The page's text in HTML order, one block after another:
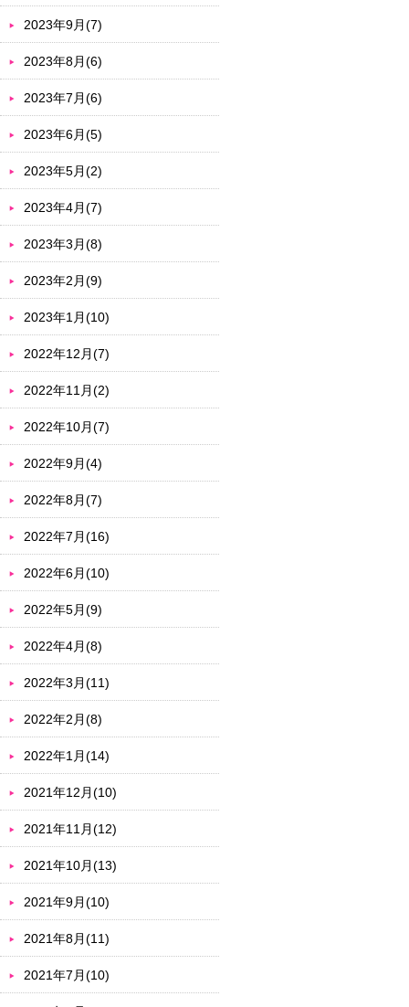
2023年9月(7)
2023年8月(6)
2023年7月(6)
2023年6月(5)
2023年5月(2)
2023年4月(7)
2023年3月(8)
2023年2月(9)
2023年1月(10)
2022年12月(7)
2022年11月(2)
2022年10月(7)
2022年9月(4)
2022年8月(7)
2022年7月(16)
2022年6月(10)
2022年5月(9)
2022年4月(8)
2022年3月(11)
2022年2月(8)
2022年1月(14)
2021年12月(10)
2021年11月(12)
2021年10月(13)
2021年9月(10)
2021年8月(11)
2021年7月(10)